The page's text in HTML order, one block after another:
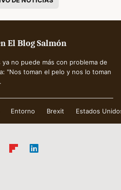
El Blog Salmón
no puede más con problema de
"Nos toman el pelo y nos lo toman
Entorno Brexit Estados